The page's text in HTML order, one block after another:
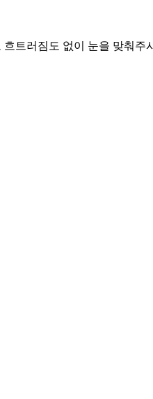
트러짐도 없이 눈을 맞춰주